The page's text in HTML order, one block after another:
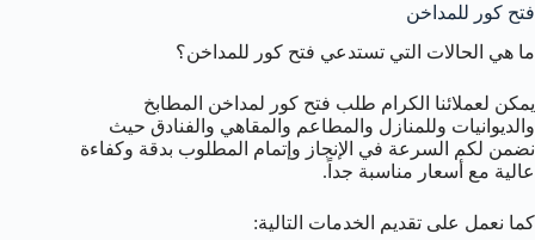
فتح كور للمداخن
ما هي الحالات التي تستدعي فتح كور للمداخن؟
يمكن لعملائنا الكرام طلب فتح كور لمداخن المطابخ
والديوانيات وللمنازل والمطاعم والمقاهي والفنادق حيث
نضمن لكم السرعة في الإنجاز وإتمام المطلوب بدقة وكفاءة
عالية مع أسعار مناسبة جداً.
كما نعمل على تقديم الخدمات التالية: